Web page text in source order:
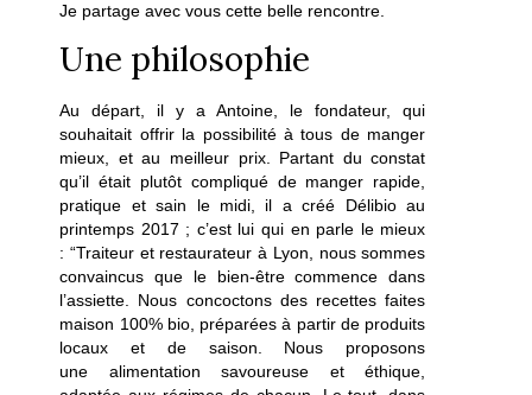
Je partage avec vous cette belle rencontre.
Une philosophie
Au départ, il y a Antoine, le fondateur, qui
souhaitait offrir la possibilité à tous de manger
mieux, et au meilleur prix. Partant du constat
qu’il était plutôt compliqué de manger rapide,
pratique et sain le midi, il a créé Délibio au
printemps 2017 ; c’est lui qui en parle le mieux
: “Traiteur et restaurateur à Lyon, nous sommes
convaincus que le bien-être commence dans
l’assiette. Nous concoctons des recettes faites
maison 100% bio, préparées à partir de produits
locaux et de saison. Nous proposons
une alimentation savoureuse et éthique,